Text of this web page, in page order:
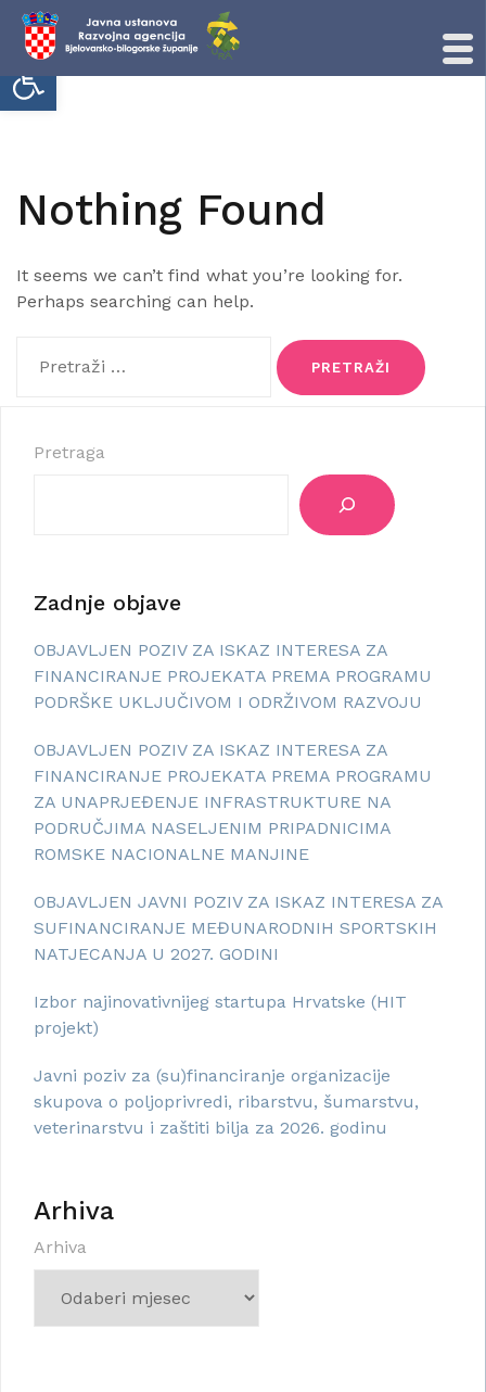
Open toolbar
Skip
to
Nothing Found
It seems we can’t find what you’re looking for.
Perhaps searching can help.
Pretraga
Zadnje objave
OBJAVLJEN POZIV ZA ISKAZ INTERESA ZA
FINANCIRANJE PROJEKATA PREMA PROGRAMU
PODRŠKE UKLJUČIVOM I ODRŽIVOM RAZVOJU
OBJAVLJEN POZIV ZA ISKAZ INTERESA ZA
FINANCIRANJE PROJEKATA PREMA PROGRAMU
ZA UNAPRJEĐENJE INFRASTRUKTURE NA
PODRUČJIMA NASELJENIM PRIPADNICIMA
ROMSKE NACIONALNE MANJINE
OBJAVLJEN JAVNI POZIV ZA ISKAZ INTERESA ZA
SUFINANCIRANJE MEĐUNARODNIH SPORTSKIH
NATJECANJA U 2027. GODINI
Izbor najinovativnijeg startupa Hrvatske (HIT
projekt)
Javni poziv za (su)financiranje organizacije
skupova o poljoprivredi, ribarstvu, šumarstvu,
veterinarstvu i zaštiti bilja za 2026. godinu
Arhiva
Arhiva